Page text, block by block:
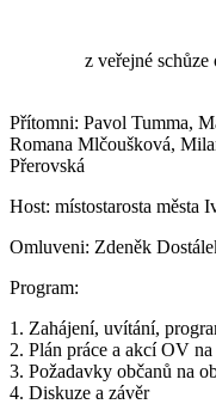
z veřejné schůze
Přítomni: Pavol Tumma,
Romana Mlčoušková,
Přerovská
Host: místostarosta města
Omluveni: Zdeněk
Program:
1. Zahájení, uvítání,
2. Plán práce a akcí OV
3. Požadavky občanů na
4. Diskuze a závěr